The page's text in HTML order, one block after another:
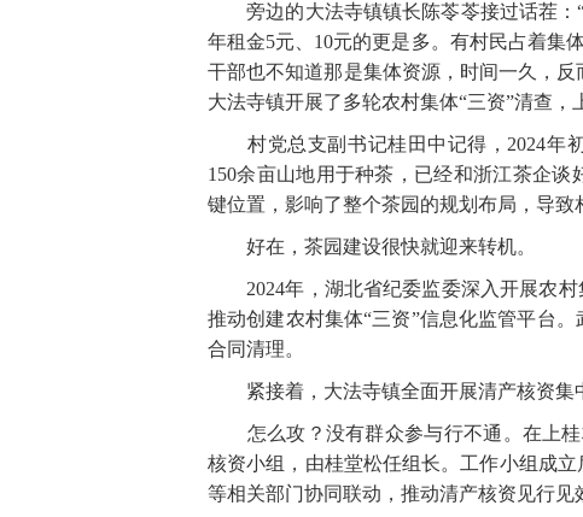
旁边的大法寺镇镇长陈苓苓接过话茬：“
年租金5元、10元的更是多。有村民占着集
干部也不知道那是集体资源，时间一久，
大法寺镇开展了多轮农村集体“三资”清查，
村党总支副书记桂田中记得，2024年初
150余亩山地用于种茶，已经和浙江茶企
键位置，影响了整个茶园的规划布局，导致
好在，茶园建设很快就迎来转机。
2024年，湖北省纪委监委深入开展农村
推动创建农村集体“三资”信息化监管平台
合同清理。
紧接着，大法寺镇全面开展清产核资集
怎么攻？没有群众参与行不通。在上桂
核资小组，由桂堂松任组长。工作小组成
等相关部门协同联动，推动清产核资见行见